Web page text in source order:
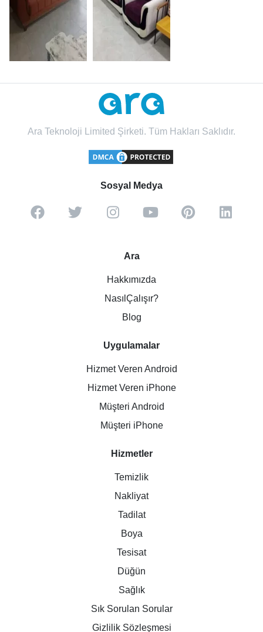
Ara Teknoloji Limited Şirketi. Tüm Hakları Saklıdır.
Sosyal Medya
Ara
Hakkımızda
NasılÇalışır?
Blog
Uygulamalar
Hizmet Veren Android
Hizmet Veren iPhone
Müşteri Android
Müşteri iPhone
Hizmetler
Temizlik
Nakliyat
Tadilat
Boya
Tesisat
Düğün
Sağlık
Sık Sorulan Sorular
Gizlilik Sözleşmesi